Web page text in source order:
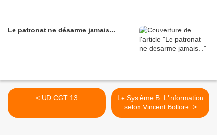
Le patronat ne désarme jamais...
< UD CGT 13
Le Système B. L'information
selon Vincent Bolloré. >